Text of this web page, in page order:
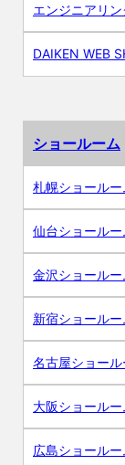
エンジニアリ
DAIKEN WEB
ショールーム
札幌ショールー
仙台ショールー
金沢ショールー
新宿ショールー
名古屋ショール
大阪ショールー
広島ショールー